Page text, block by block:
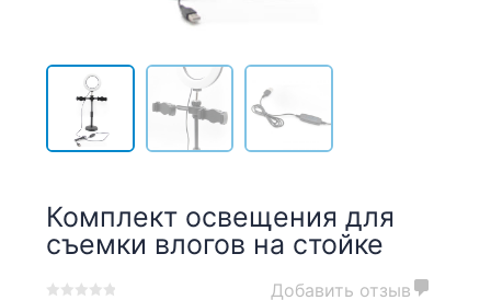
Комплект освещения для
съемки влогов на стойке
Добавить отзыв